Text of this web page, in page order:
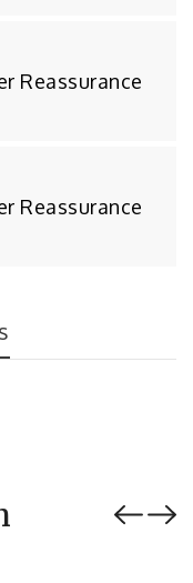
Reassurance
Reassurance